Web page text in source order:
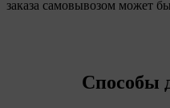
заказа самовывозом может
Способы